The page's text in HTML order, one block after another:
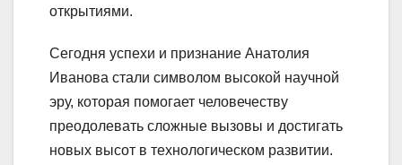
открытиями.
Сегодня успехи и признание Анатолия
Иванова стали символом высокой научной
эру, которая помогает человечеству
преодолевать сложные вызовы и достигать
новых высот в технологическом развитии.